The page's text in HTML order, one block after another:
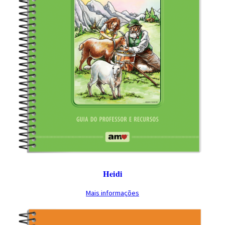
n
ó
q
u
o
Heidi
Mais informações